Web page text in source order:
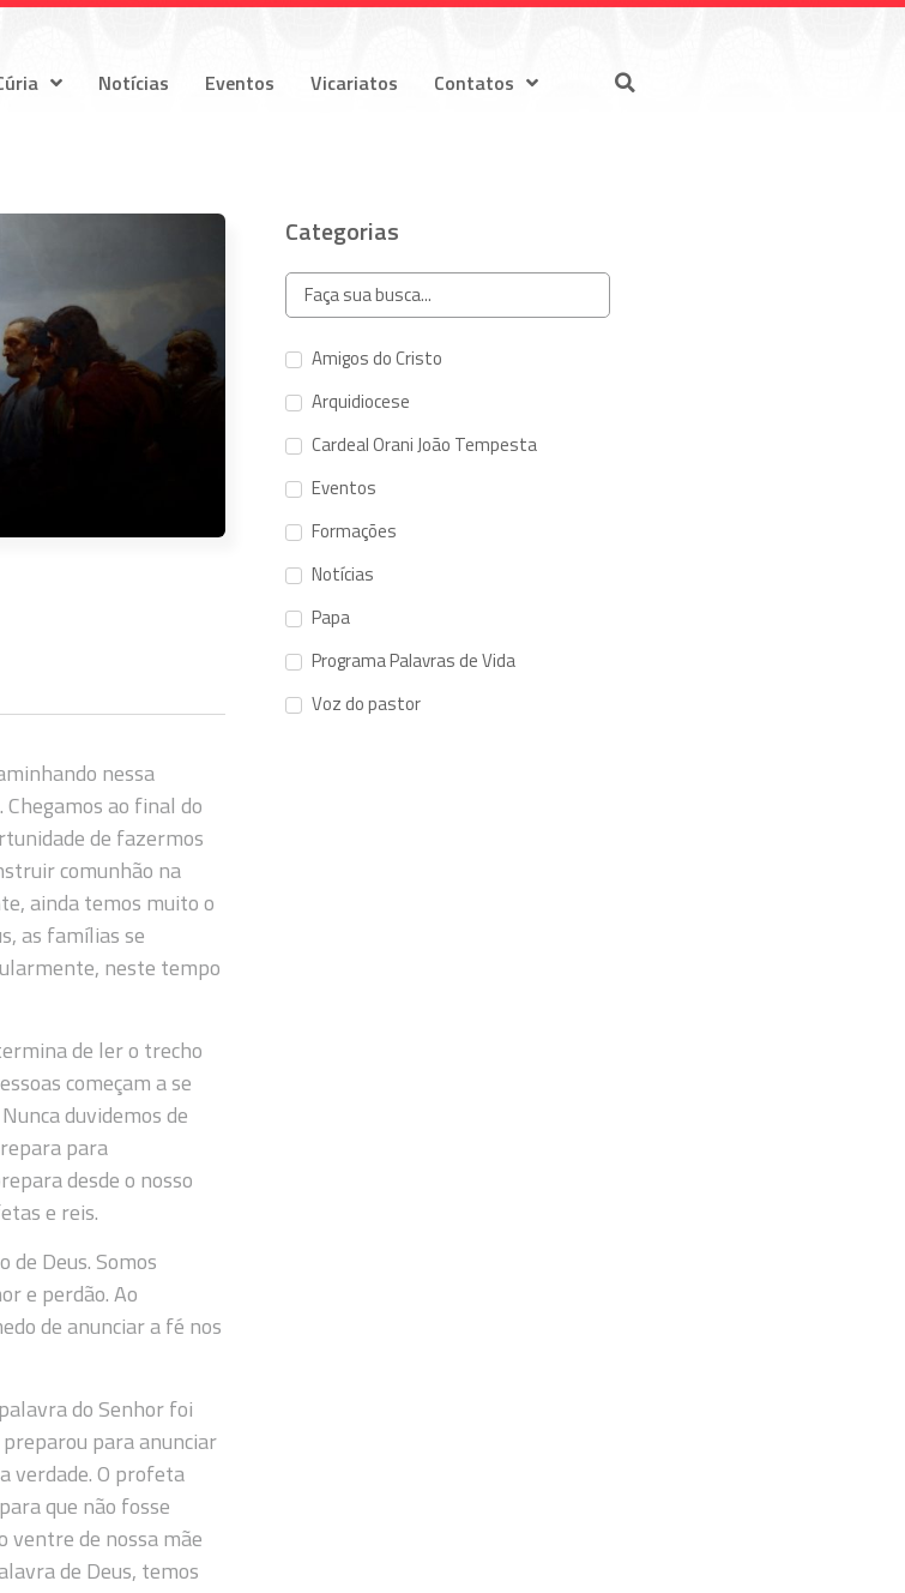
Notícias Eventos Vicariatos Contatos
nessa
ao final do
de fazermos
comunhão na
ainda temos muito o
as famílias se
neste tempo
de ler o trecho
começam a se
duvidemos de
para
desde o nosso
e reis.
de Deus. Somos
e perdão. Ao
de anunciar a fé nos
do Senhor foi
para anunciar
verdade. O profeta
que não fosse
ventre de nossa mãe
de Deus, temos
Categorias
Amigos do Cristo
Arquidiocese
Cardeal Orani João Tempesta
Eventos
Formações
Notícias
Papa
Programa Palavras de Vida
Voz do pastor